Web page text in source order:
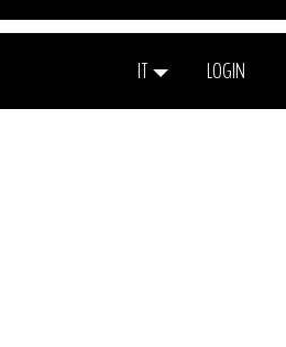
IT LOGIN